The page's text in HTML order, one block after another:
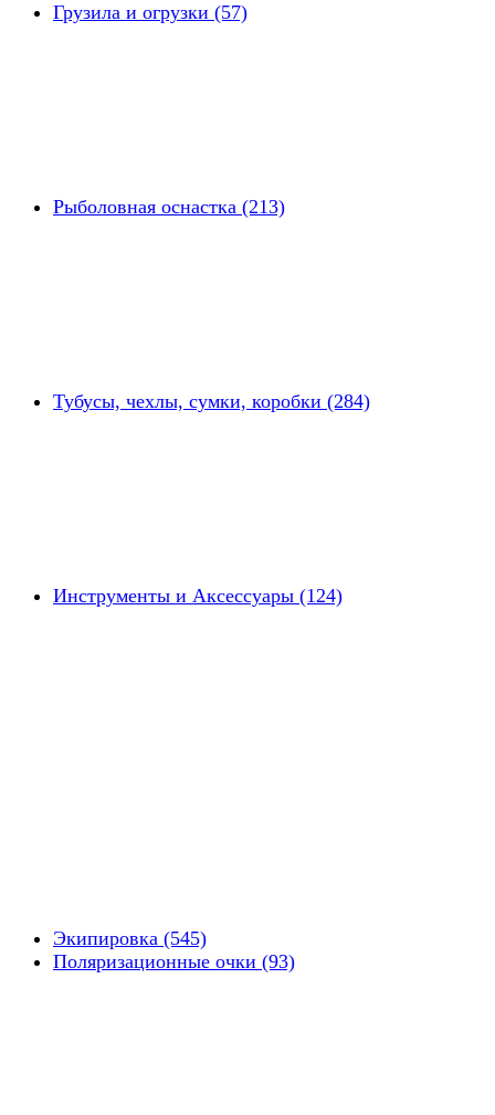
Грузила и огрузки (57)
Рыболовная оснастка (213)
Тубусы, чехлы, сумки, коробки (284)
Инструменты и Аксессуары (124)
Экипировка (545)
Поляризационные очки (93)